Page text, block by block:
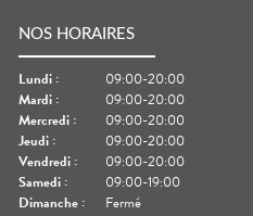
NOS HORAIRES
Lundi :
09:00-20:00
Mardi :
09:00-20:00
Mercredi :
09:00-20:00
Jeudi :
09:00-20:00
Vendredi :
09:00-20:00
Samedi :
09:00-19:00
Dimanche : Fermé